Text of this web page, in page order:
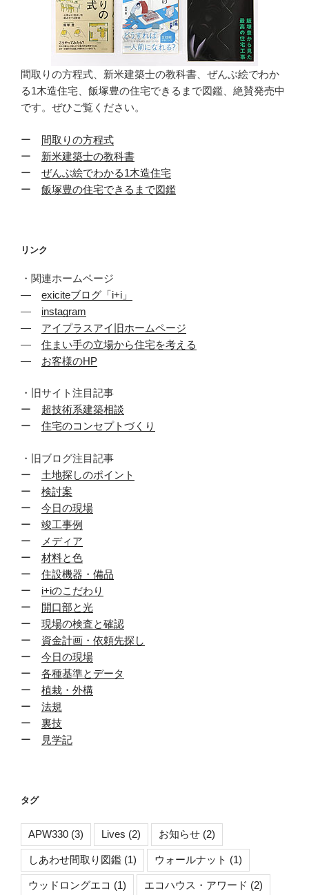
間取りの方程式、新米建築士の教科書、ぜんぶ絵でわか
る1木造住宅、飯塚豊の住宅できるまで図鑑、絶賛発売中
です。ぜひご覧ください。
ー 間取りの方程式
ー 新米建築士の教科書
ー ぜんぶ絵でわかる1木造住宅
ー 飯塚豊の住宅できるまで図鑑
リンク
・関連ホームページ
― exiciteブログ「i+i」
― instagram
― アイプラスアイ旧ホームページ
― 住まい手の立場から住宅を考える
― お客様のHP
・旧サイト注目記事
ー 超技術系建築相談
ー 住宅のコンセプトづくり
・旧ブログ注目記事
ー 土地探しのポイント
ー 検討案
ー 今日の現場
ー 竣工事例
ー
メディア
ー 材料と色
ー 住設機器・備品
ー i+iのこだわり
ー 開口部と光
ー 現場の検査と確認
ー 資金計画・依頼先探し
ー 今日の現場
ー 各種基準とデータ
ー 植栽・外構
ー 法規
ー 裏技
ー
見学記
タグ
APW330 (3) Lives (2) お知らせ (2)
しあわせ間取り図鑑 (1) ウォールナット (1)
ウッドロングエコ (1) エコハウス・アワード (2)